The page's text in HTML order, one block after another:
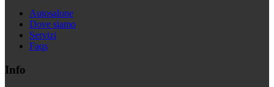
Autosalone
Dove siamo
Servizi
Faqs
Info